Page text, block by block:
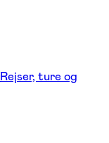
Rejser, ture og